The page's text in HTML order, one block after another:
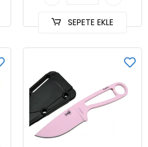
SEPETE EKLE